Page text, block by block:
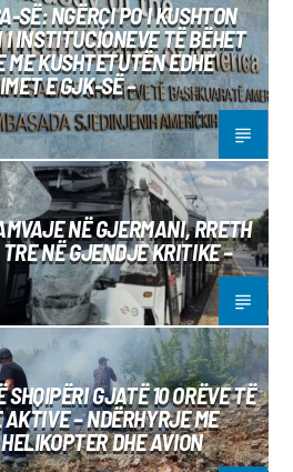
SË: NGËRÇI PO I KUSHTON
I INSTITUCIONEVE TË BËHET
ME KUSHTETUTËN EDHE
E GJK-SË –
NË GJERMANI, RRETH
NË GJENDJE KRITIKE –
GJATË 10 ORËVE TË
– NDËRHYRJE ME
DHE AVION